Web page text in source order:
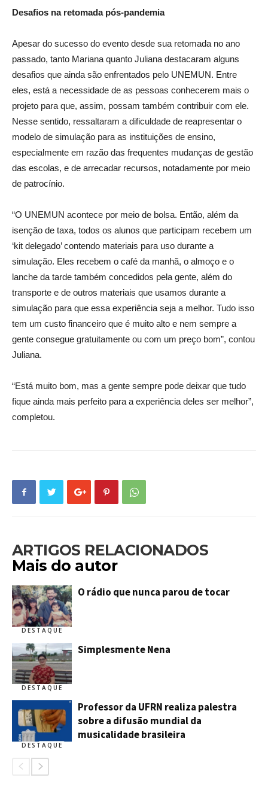
Desafios na retomada pós-pandemia
Apesar do sucesso do evento desde sua retomada no ano
passado, tanto Mariana quanto Juliana destacaram alguns
desafios que ainda são enfrentados pelo UNEMUN. Entre
eles, está a necessidade de as pessoas conhecerem mais o
projeto para que, assim, possam também contribuir com ele.
Nesse sentido, ressaltaram a dificuldade de reapresentar o
modelo de simulação para as instituições de ensino,
especialmente em razão das frequentes mudanças de gestão
das escolas, e de arrecadar recursos, notadamente por meio
de patrocínio.
“O UNEMUN acontece por meio de bolsa. Então, além da
isenção de taxa, todos os alunos que participam recebem um
‘kit delegado’ contendo materiais para uso durante a
simulação. Eles recebem o café da manhã, o almoço e o
lanche da tarde também concedidos pela gente, além do
transporte e de outros materiais que usamos durante a
simulação para que essa experiência seja a melhor. Tudo isso
tem um custo financeiro que é muito alto e nem sempre a
gente consegue gratuitamente ou com um preço bom”, contou
Juliana.
“Está muito bom, mas a gente sempre pode deixar que tudo
fique ainda mais perfeito para a experiência deles ser melhor”,
completou.
ARTIGOS RELACIONADOS
Mais do autor
DESTAQUE
O rádio que nunca parou de tocar
DESTAQUE
Simplesmente Nena
DESTAQUE
Professor da UFRN realiza palestra
sobre a difusão mundial da
musicalidade brasileira